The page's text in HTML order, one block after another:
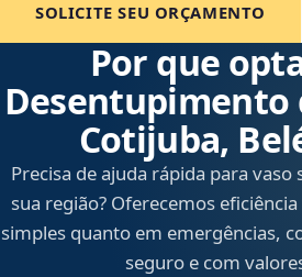
SOLICITE SEU ORÇAMENTO
Por que
Desentupimento
Cotijuba,
Precisa de ajuda rápida para
sua região? Oferecemos
simples quanto em emergências,
seguro e com